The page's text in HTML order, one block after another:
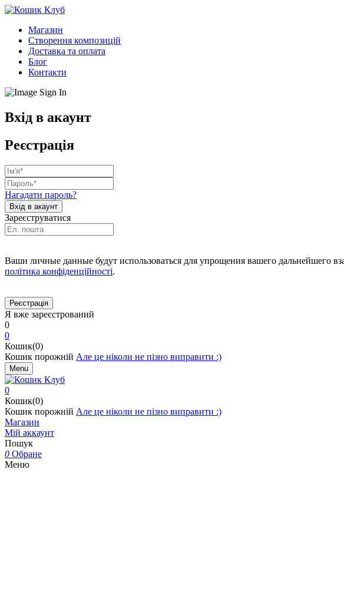
Магазин
Створення композицій
Доставка та оплата
Блог
Контакти
Вхід в акаунт
Реєстрація
Нагадати пароль?
Зареєструватися
Ваши личные данные будут использоваться для упрощения вашего дальнейшего
політика конфіденційності.
Я вже зареєстрований
0
0
Кошик(0)
Кошик порожній Але це ніколи не пізно виправити :)
Menu
0
Кошик(0)
Кошик порожній Але це ніколи не пізно виправити :)
Магазин
Мій аккаунт
Пошук
0 Обране
Меню